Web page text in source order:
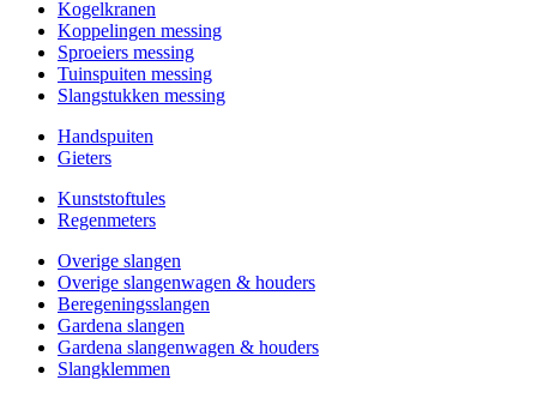
Kogelkranen
Koppelingen messing
Sproeiers messing
Tuinspuiten messing
Slangstukken messing
Handspuiten
Gieters
Kunststoftules
Regenmeters
Overige slangen
Overige slangenwagen & houders
Beregeningsslangen
Gardena slangen
Gardena slangenwagen & houders
Slangklemmen